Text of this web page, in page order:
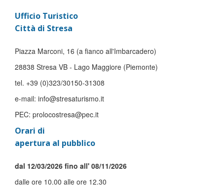
Ufficio Turistico
Città di Stresa
Piazza Marconi, 16 (a fianco all'Imbarcadero)
28838 Stresa VB - Lago Maggiore (Piemonte)
tel. +39 (0)323/30150-31308
e-mail: info@stresaturismo.it
PEC: prolocostresa@pec.it
Orari di
apertura al pubblico
dal 12/03/2026 fino all' 08/11/2026
dalle ore 10.00 alle ore 12.30